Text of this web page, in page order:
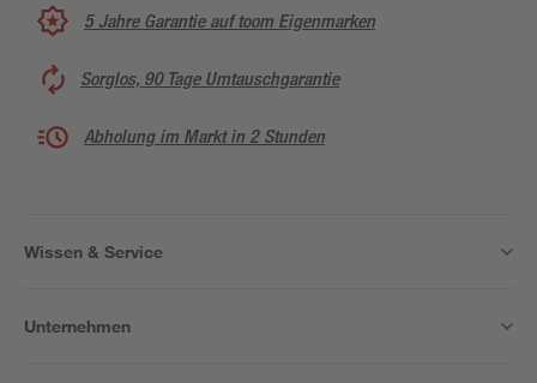
5 Jahre Garantie auf toom Eigenmarken
Sorglos, 90 Tage Umtauschgarantie
Abholung im Markt in 2 Stunden
Wissen & Service
Unternehmen